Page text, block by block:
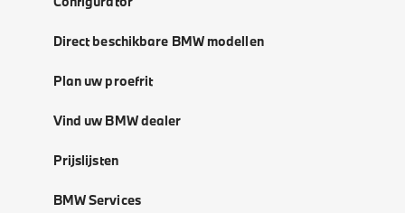
Direct beschikbare BMW modellen
Plan uw proefrit
Vind uw BMW dealer
Prijslijsten
BMW Services